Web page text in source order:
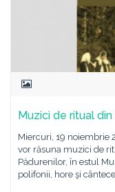
Muzici de ritual
Miercuri, 19 noiembrie
vor răsuna muzici de
Pădurenilor, în estul
polifonii, hore şi